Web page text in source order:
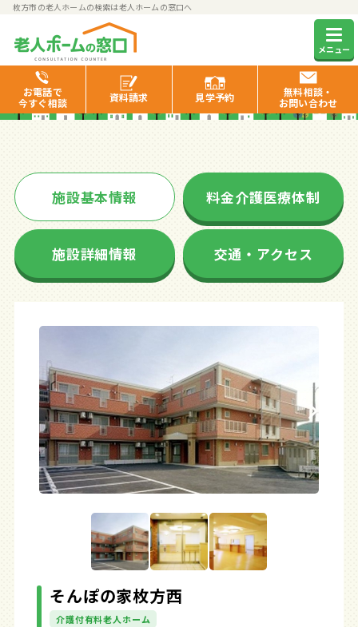
枚方市の老人ホームの検索は老人ホームの窓口へ
メニュー
お電話で
今すぐ相談
資料請求 見学予約
無料相談・
お問い合わせ
そんぽの家枚方西
施設基本情報 料金介護医療体制
施設詳細情報 交通・アクセス
そんぽの家枚方西
介護付有料老人ホーム